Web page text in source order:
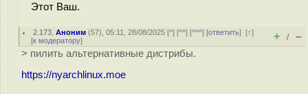
Этот Ваш.
2.173 ,Аноним (57), 05:11, 28/08/2025 [^] [^^] [^^^] [ответить][↑]
[к модератору] + / –
> пилить альтернативные дистрибы.
https://nyarchlinux.moe